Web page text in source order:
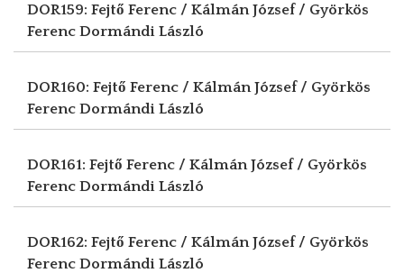
DOR159: Fejtő Ferenc / Kálmán József / Györkös
Ferenc Dormándi László
DOR160: Fejtő Ferenc / Kálmán József / Györkös
Ferenc Dormándi László
DOR161: Fejtő Ferenc / Kálmán József / Györkös
Ferenc Dormándi László
DOR162: Fejtő Ferenc / Kálmán József / Györkös
Ferenc Dormándi László